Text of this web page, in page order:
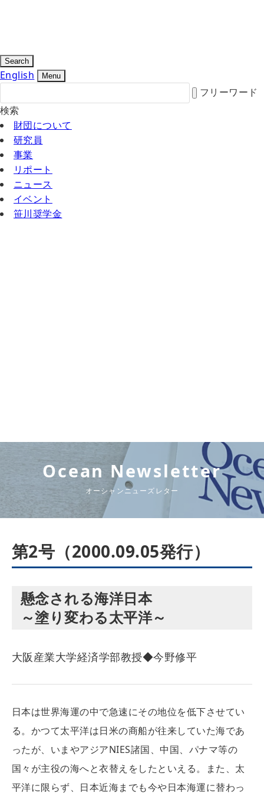
Search
English Menu
フリーワード
検索
財団について
研究員
事業
リポート
ニュース
イベント
笹川奨学金
Ocean Newsletter
オーシャンニューズレター
第2号（2000.09.05発行）
懸念される海洋日本
～塗り変わる太平洋～
大阪産業大学経済学部教授◆今野修平
日本は世界海運の中で急速にその地位を低下させてい
る。かつて太平洋は日米の商船が往来していた海であ
ったが、いまやアジアNIES諸国、中国、パナマ等の
国々が主役の海へと衣替えをしたといえる。また、太
平洋に限らず、日本近海までも今や日本海運に替わっ